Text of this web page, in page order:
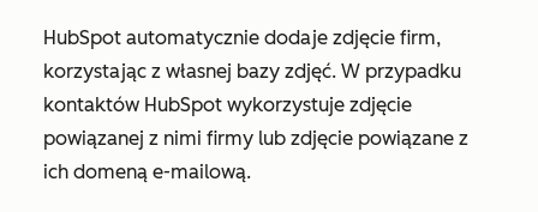
HubSpot automatycznie dodaje zdjęcie firm,
korzystając z własnej bazy zdjęć. W przypadku
kontaktów HubSpot wykorzystuje zdjęcie
powiązanej z nimi firmy lub zdjęcie powiązane z
ich domeną e-mailową.